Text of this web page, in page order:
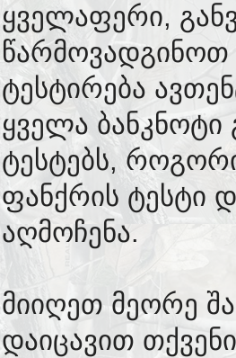
ყველაფერი,
ტესტირება
ყველა ბანკნოტი
ტესტებს,
ფანქრის ტესტი
აღმოჩენა.
მიიღეთ მეორე
დაიცავით